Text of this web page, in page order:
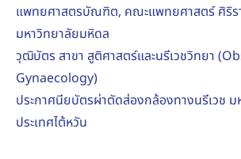
แพทยศาสตรบัณฑิต, คณะแพทยศาสตร์ ศิริร
มหาวิทยาลัยมหิดล
วุฒิบัตร สาขา สูติศาสตร์และนรีเวชวิทยา
Gynaecology)
ประกาศนียบัตรผ่าตัดส่องกล้องทางนรีเวช ม
ประเทศไต้หวัน